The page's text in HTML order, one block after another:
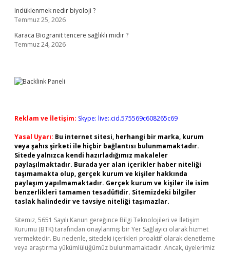
Indüklenmek nedir biyoloji ?
Temmuz 25, 2026
Karaca Biogranit tencere sağlıklı mıdır ?
Temmuz 24, 2026
Reklam ve İletişim: Skype: live:.cid.575569c608265c69
Yasal Uyarı: Bu internet sitesi, herhangi bir marka, kurum
veya şahıs şirketi ile hiçbir bağlantısı bulunmamaktadır.
Sitede yalnızca kendi hazırladığımız makaleler
paylaşılmaktadır. Burada yer alan içerikler haber niteliği
taşımamakta olup, gerçek kurum ve kişiler hakkında
paylaşım yapılmamaktadır. Gerçek kurum ve kişiler ile isim
benzerlikleri tamamen tesadüfidir. Sitemizdeki bilgiler
taslak halindedir ve tavsiye niteliği taşımazlar.
Sitemiz, 5651 Sayılı Kanun gereğince Bilgi Teknolojileri ve İletişim
Kurumu (BTK) tarafından onaylanmış bir Yer Sağlayıcı olarak hizmet
vermektedir. Bu nedenle, sitedeki içerikleri proaktif olarak denetleme
veya araştırma yükümlülüğümüz bulunmamaktadır. Ancak, üyelerimiz